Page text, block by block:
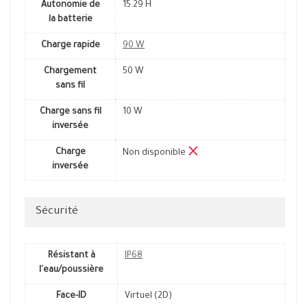
Autonomie de
la batterie
15.29 H
Charge rapide 90 W
Chargement
sans fil
50 W
Charge sans fil
inversée
10 W
Charge
inversée
Non disponible
Sécurité
Résistant à
l'eau/poussière
IP68
Face-ID Virtuel (2D)